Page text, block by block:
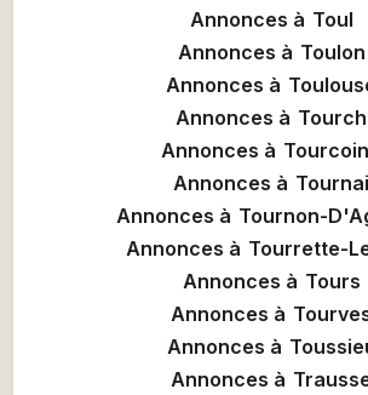
Annonces à Toul
Annonces à Toulon
Annonces à
Annonces à Tourch
Annonces à
Annonces à Tournai
Annonces à Tournon-
Annonces à Tourrette-
Annonces à Tours
Annonces à
Annonces à
Annonces à